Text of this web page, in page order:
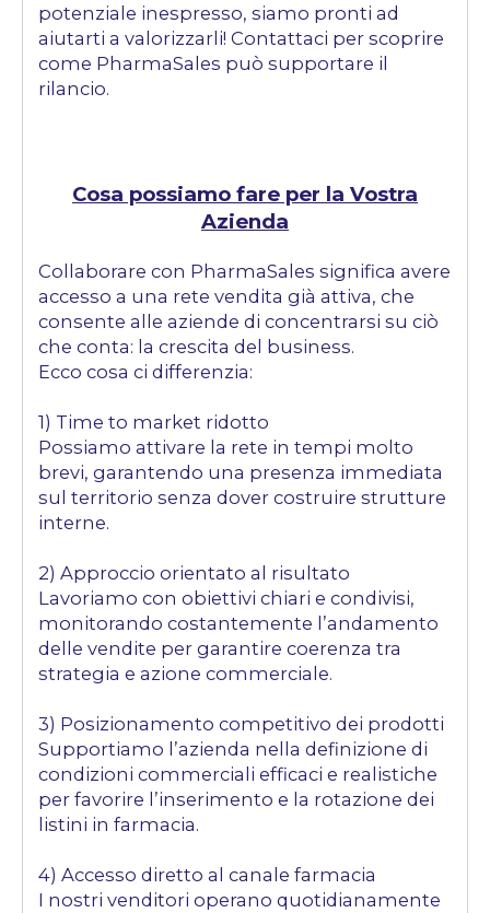
potenziale inespresso, siamo pronti ad
aiutarti a valorizzarli! Contattaci per scoprire
come PharmaSales può supportare il
rilancio.
Cosa possiamo fare per la Vostra
Azienda
Collaborare con PharmaSales significa avere
accesso a una rete vendita già attiva, che
consente alle aziende di concentrarsi su ciò
che conta: la crescita del business.
Ecco cosa ci differenzia:
1) Time to market ridotto
Possiamo attivare la rete in tempi molto
brevi, garantendo una presenza immediata
sul territorio senza dover costruire strutture
interne.
2) Approccio orientato al risultato
Lavoriamo con obiettivi chiari e condivisi,
monitorando costantemente l’andamento
delle vendite per garantire coerenza tra
strategia e azione commerciale.
3) Posizionamento competitivo dei prodotti
Supportiamo l’azienda nella definizione di
condizioni commerciali efficaci e realistiche
per favorire l’inserimento e la rotazione dei
listini in farmacia.
4) Accesso diretto al canale farmacia
I nostri venditori operano quotidianamente